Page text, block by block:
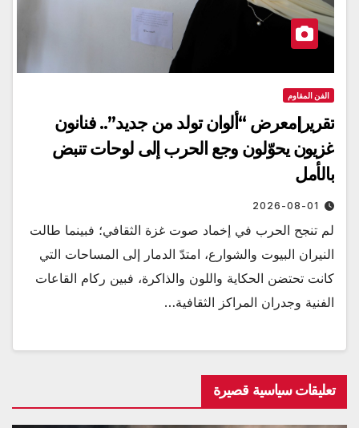
الفن المقاوم
تقرير|معرض “ألوان تولد من جديد”.. فنانون
غزيون يحوّلون وجع الحرب إلى لوحات تنبض
بالأمل
2026-08-01
لم تنجح الحرب في إخماد صوت غزة الثقافي؛ فبينما طالت
النيران البيوت والشوارع، امتدّ الدمار إلى المساحات التي
كانت تحتضن الحكاية واللون والذاكرة، فبين ركام القاعات
الفنية وجدران المراكز الثقافية…
تعليقات سياسية قصيرة